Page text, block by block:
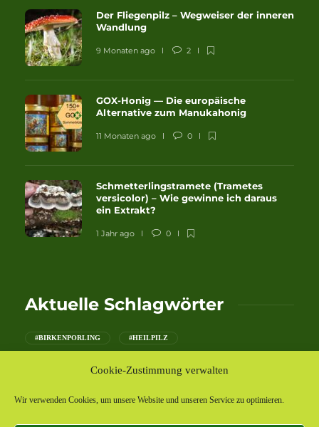
Cookie-Zustimmung verwalten
Wir verwenden Cookies, um unsere Website und unseren Service zu optimieren.
Der Fliegenpilz – Wegweiser der inneren
Wandlung
9 Monaten ago 2
GOX-Honig — Die europäische
Alternative zum Manukahonig
11 Monaten ago 0
Schmetterlingstramete (Trametes
versicolor) – Wie gewinne ich daraus
ein Extrakt?
1 Jahr ago 0
Aktuelle Schlagwörter
#BIRKENPORLING #HEILPILZ